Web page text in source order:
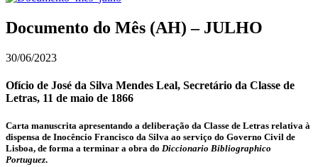
Documento do Mês (AH) – JULHO
30/06/2023
Ofício de José da Silva Mendes Leal, Secretário da Classe de
Letras, 11 de maio de 1866
Carta manuscrita apresentando a deliberação da Classe de Letras relativa à
dispensa de Inocêncio Francisco da Silva ao serviço do Governo Civil de
Lisboa, de forma a terminar a obra do Diccionario Bibliographico
Portuguez.